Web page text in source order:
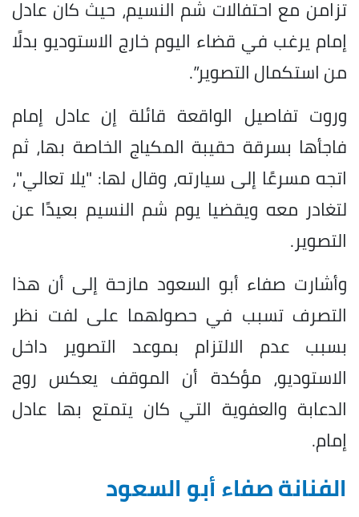
تزامن مع احتفالات شم النسيم، حيث كان عادل
إمام يرغب في قضاء اليوم خارج الاستوديو بدلًا
من استكمال التصوير”.
وروت تفاصيل الواقعة قائلة إن عادل إمام
فاجأها بسرقة حقيبة المكياج الخاصة بها، ثم
اتجه مسرعًا إلى سيارته، وقال لها: "يلا تعالي"،
لتغادر معه ويقضيا يوم شم النسيم بعيدًا عن
التصوير.
وأشارت صفاء أبو السعود مازحة إلى أن هذا
التصرف تسبب في حصولهما على لفت نظر
بسبب عدم الالتزام بموعد التصوير داخل
الاستوديو، مؤكدة أن الموقف يعكس روح
الدعابة والعفوية التي كان يتمتع بها عادل
إمام.
الفنانة صفاء أبو السعود